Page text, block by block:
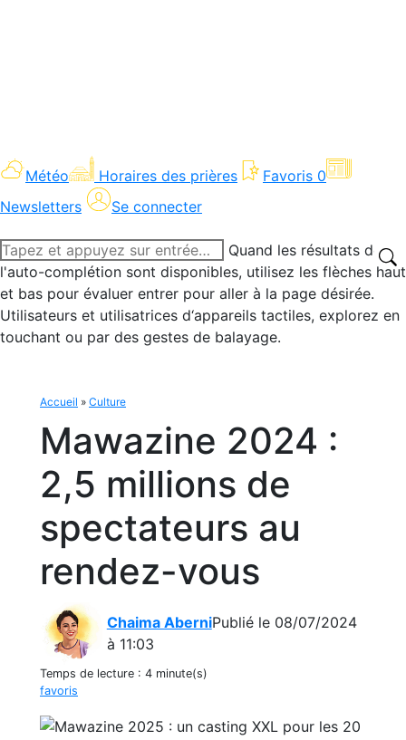
Météo Horaires des prières Favoris 0
Newsletters
Se connecter
Recherche
:
Quand les résultats de
l'auto-complétion sont disponibles, utilisez les flèches haut
et bas pour évaluer entrer pour aller à la page désirée.
Utilisateurs et utilisatrices d‘appareils tactiles, explorez en
touchant ou par des gestes de balayage.
Accueil » Culture
Mawazine 2024 :
2,5 millions de
spectateurs au
rendez-vous
Chaima AberniPublié le 08/07/2024
à 11:03
Temps de lecture : 4 minute(s)
favoris